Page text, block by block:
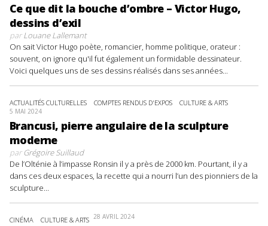
Ce que dit la bouche d’ombre – Victor Hugo,
dessins d’exil
parLouane Lallemant
On sait Victor Hugo poète, romancier, homme politique, orateur :
souvent, on ignore qu'il fut également un formidable dessinateur.
Voici quelques uns de ses dessins réalisés dans ses années...
ACTUALITÉS CULTURELLES COMPTES RENDUS D'EXPOS CULTURE & ARTS
5 MAI 2024
Brancusi, pierre angulaire de la sculpture
moderne
parGrégoire Suillaud
De l’Olténie à l’impasse Ronsin il y a près de 2000 km. Pourtant, il y a
dans ces deux espaces, la recette qui a nourri l’un des pionniers de la
sculpture...
CINÉMA CULTURE & ARTS 28 AVRIL 2024